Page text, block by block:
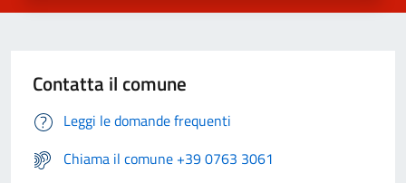
Contatta il comune
Leggi le domande frequenti
Chiama il comune +39 0763 3061